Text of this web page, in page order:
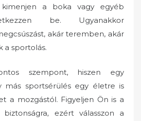
a boka vagy egyéb
be. Ugyanakkor
akár teremben, akár
a sportolás.
szempont, hiszen egy
más sportsérülés egy életre is
a mozgástól. Figyeljen Ön is a
ezért válasszon a